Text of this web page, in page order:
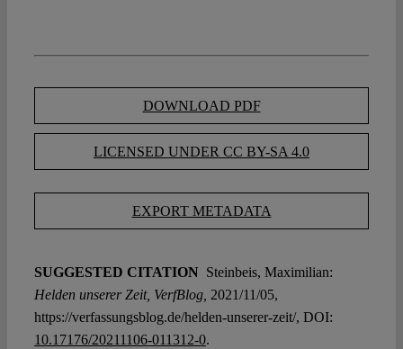
DOWNLOAD PDF
LICENSED UNDER CC BY-SA 4.0
EXPORT METADATA
SUGGESTED CITATION Steinbeis, Maximilian:
Helden unserer Zeit, VerfBlog, 2021/11/05,
https://verfassungsblog.de/helden-unserer-zeit/, DOI:
10.17176/20211106-011312-0.